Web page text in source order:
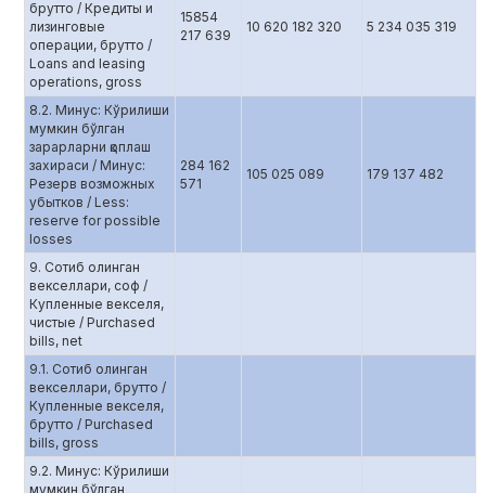
брутто / Кредиты и
лизинговые
операции, брутто /
Loans and leasing
operations, gross
15854
217 639
10 620 182 320 5 234 035 319
8.2. Минус: Кўрилиши
мумкин бўлган
зарарларни қоплаш
захираси / Минус:
Резерв возможных
убытков / Less:
reserve for possible
losses
284 162
571
105 025 089 179 137 482
9. Сотиб олинган
векселлари, соф /
Купленные векселя,
чистые / Purchased
bills, net
9.1. Сотиб олинган
векселлари, брутто /
Купленные векселя,
брутто / Purchased
bills, gross
9.2. Минус: Кўрилиши
мумкин бўлган